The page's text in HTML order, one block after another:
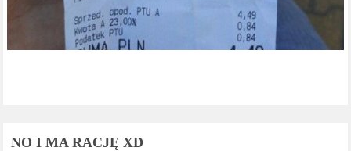
NO I MA RACJĘ XD